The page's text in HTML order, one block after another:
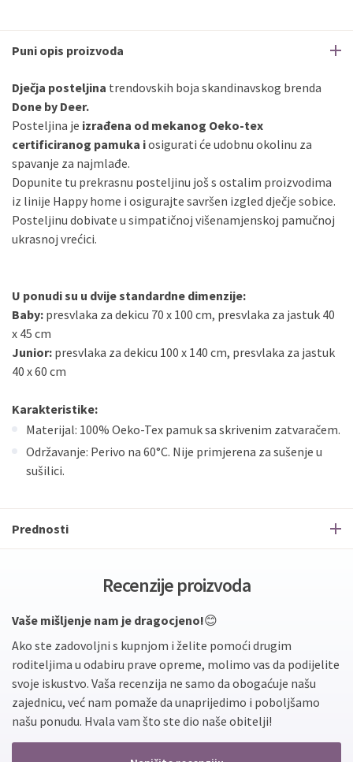
Puni opis proizvoda
Dječja posteljina trendovskih boja skandinavskog brenda
Done by Deer.
Posteljina je izrađena od mekanog Oeko-tex
certificiranog pamuka iosigurati će udobnu okolinu za
spavanje za najmlađe.
Dopunite tu prekrasnu posteljinu još s ostalim proizvodima
iz linije Happy home i osigurajte savršen izgled dječje sobice.
Posteljinu dobivate u simpatičnoj višenamjenskoj pamučnoj
ukrasnoj vrećici.
U ponudi su u dvije standardne dimenzije:
Baby: presvlaka za dekicu 70 x 100 cm, presvlaka za jastuk 40
x 45 cm
Junior: presvlaka za dekicu 100 x 140 cm, presvlaka za jastuk
40 x 60 cm
Karakteristike:
Materijal: 100% Oeko-Tex pamuk sa skrivenim zatvaračem.
Održavanje: Perivo na 60°C. Nije primjerena za sušenje u
sušilici.
Prednosti
Recenzije proizvoda
Vaše mišljenje nam je dragocjeno!😊
Ako ste zadovoljni s kupnjom i želite pomoći drugim
roditeljima u odabiru prave opreme, molimo vas da podijelite
svoje iskustvo. Vaša recenzija ne samo da obogaćuje našu
zajednicu, već nam pomaže da unaprijedimo i poboljšamo
našu ponudu. Hvala vam što ste dio naše obitelji!